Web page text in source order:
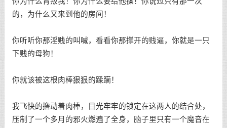
的，为什么又来到他的房间！
你听听你那淫贱的叫喊，看看你那撑开的贱逼，你就是一只
下贱的母狗！
你就该被这根肉棒狠狠的蹂躏！
我飞快的撸动着肉棒，目光牢牢的锁定在这两人的结合处，
压制了一个多月的邪火燃遍了全身，脑子里只有一个魔音在